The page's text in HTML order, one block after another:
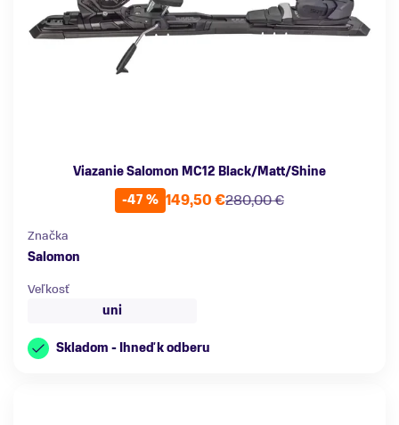
Viazanie Salomon MC12 Black/Matt/Shine
-47 %
280,00 €
149,50 €
Značka
Salomon
Veľkosť
uni
Skladom - Ihneď k odberu